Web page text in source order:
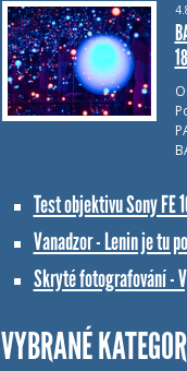
Test objektivu Sony FE
Vanadzor - Lenin je tu
Skryté fotografování -
VYBRANÉ